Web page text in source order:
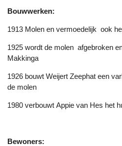
Bouwwerken:
1913 Molen en vermoedelijk ook
1925 wordt de molen afgebroken
Makkinga
1926 bouwt Weijert Zeephat een
de molen
1980 verbouwt Appie van Hes het
Bewoners: